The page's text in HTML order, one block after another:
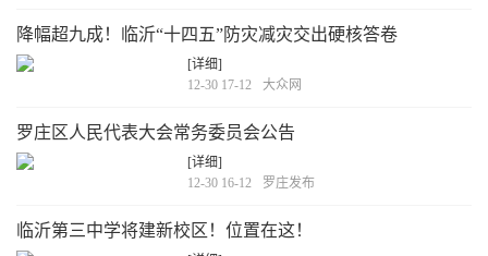
降幅超九成！临沂“十四五”防灾减灾交出硬核答卷
[详细]
12-30 17-12
大众网
罗庄区人民代表大会常务委员会公告
[详细]
12-30 16-12
罗庄发布
临沂第三中学将建新校区！位置在这！